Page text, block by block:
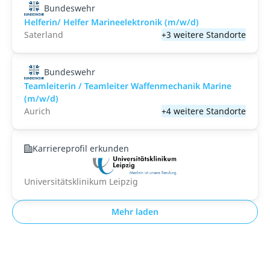
Bundeswehr
Helferin/ Helfer Marineelektronik (m/w/d)
Saterland
+3 weitere Standorte
Bundeswehr
Teamleiterin / Teamleiter Waffenmechanik Marine
(m/w/d)
Aurich
+4 weitere Standorte
Karriereprofil erkunden
Universitätsklinikum Leipzig
Mehr laden